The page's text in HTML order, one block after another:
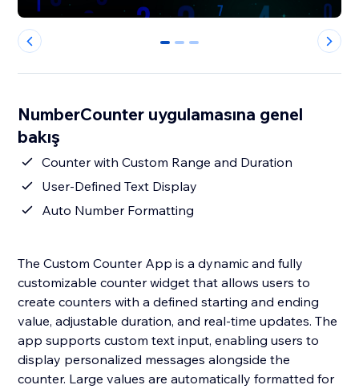
0 1 2
NumberCounter uygulamasına genel
bakış
Counter with Custom Range and Duration
User-Defined Text Display
Auto Number Formatting
The Custom Counter App is a dynamic and fully
customizable counter widget that allows users to
create counters with a defined starting and ending
value, adjustable duration, and real-time updates. The
app supports custom text input, enabling users to
display personalized messages alongside the
counter. Large values are automatically formatted for